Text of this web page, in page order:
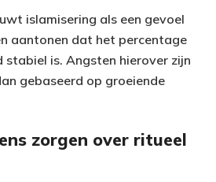
islamisering als een gevoel
aantonen dat het percentage
stabiel is. Angsten hierover zijn
gebaseerd op groeiende
zorgen over ritueel